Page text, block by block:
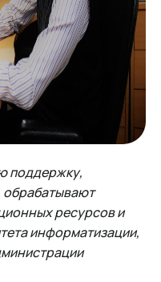
поддержку,
обрабатывают
ресурсов и
информатизации,